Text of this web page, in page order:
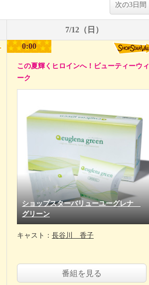
次の3日間
7/12（日）
0:00
この夏輝くヒロインへ！ビューティーウィ
ーク
ショップスターバリューユーグレナ
グリーン
キャスト： 長谷川 香子
番組を見る